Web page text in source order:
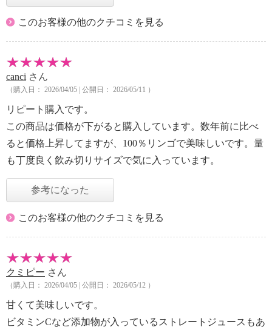
このお客様の他のクチコミを見る
canci さん
（購入日： 2026/04/05 | 公開日： 2026/05/11 ）
リピート購入です。
この商品は価格が下がると購入しています。数年前に比べ
ると価格上昇してますが、100％リンゴで美味しいです。量
も丁度良く飲み切りサイズで気に入っています。
参考になった
このお客様の他のクチコミを見る
クミピー さん
（購入日： 2026/04/05 | 公開日： 2026/05/12 ）
甘くて美味しいです。
ビタミンCなど添加物が入っているストレートジュースもあ